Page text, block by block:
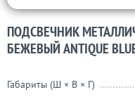
ПОДСВЕЧНИК
БЕЖЕВЫЙ ANTIQUE
Габариты (Ш × В × Г)